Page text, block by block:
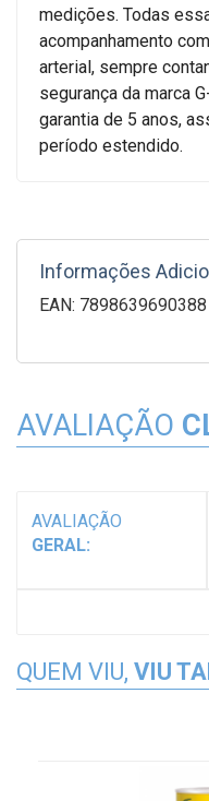
medições. Todas
acompanhamento
arterial, sempre
segurança da marca
garantia de 5 anos,
período estendido.
Informações
EAN: 7898639690388
AVALIAÇÃO
AVALIAÇÃO
GERAL:
QUEM VIU, VIU